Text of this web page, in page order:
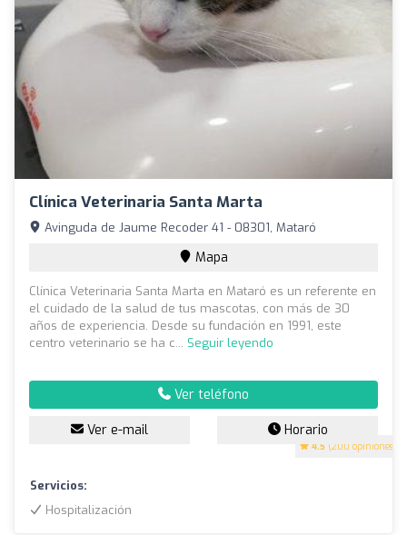
Clínica Veterinaria Santa Marta
4.5 (200 opiniones)
Avinguda de Jaume Recoder 41 - 08301, Mataró
Mapa
Clínica Veterinaria Santa Marta en Mataró es un referente en
el cuidado de la salud de tus mascotas, con más de 30
años de experiencia. Desde su fundación en 1991, este
centro veterinario se ha c... Seguir leyendo
Ver teléfono
Ver e-mail Horario
Servicios:
Hospitalización